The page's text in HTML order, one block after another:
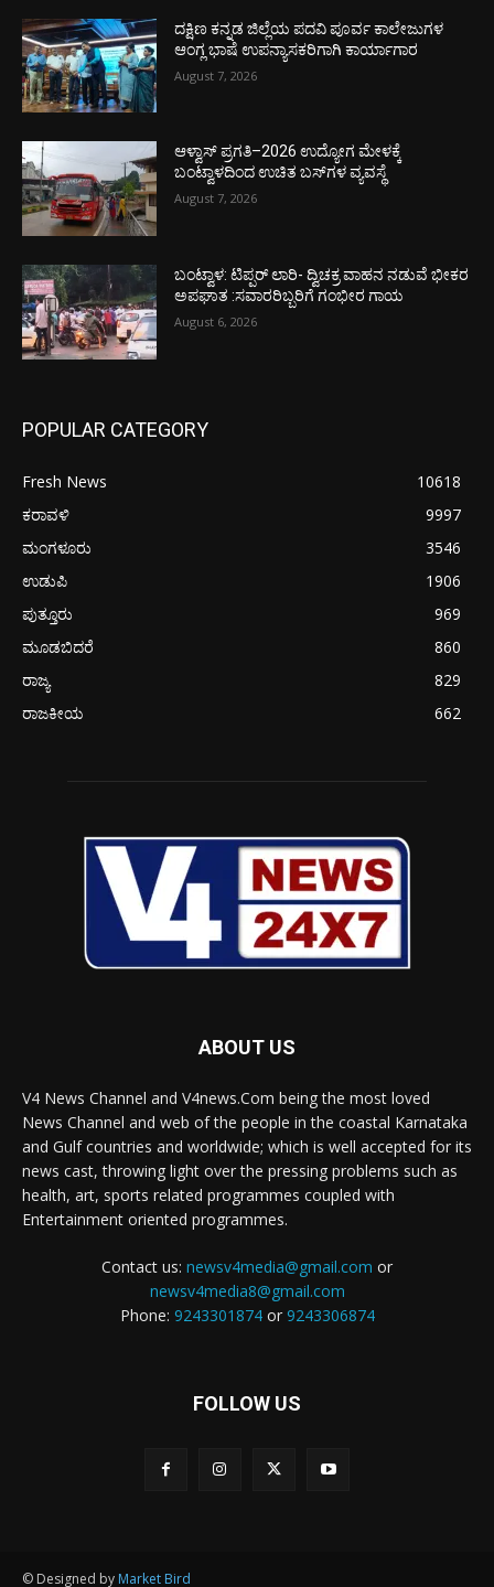
ದಕ್ಷಿಣ ಕನ್ನಡ ಜಿಲ್ಲೆಯ ಪದವಿ ಪೂರ್ವ ಕಾಲೇಜುಗಳ
ಆಂಗ್ಲ ಭಾಷೆ ಉಪನ್ಯಾಸಕರಿಗಾಗಿ ಕಾರ್ಯಾಗಾರ
August 7, 2026
ಆಳ್ವಾಸ್ ಪ್ರಗತಿ–2026 ಉದ್ಯೋಗ ಮೇಳಕ್ಕೆ
ಬಂಟ್ವಾಳದಿಂದ ಉಚಿತ ಬಸ್‌ಗಳ ವ್ಯವಸ್ಥೆ
August 7, 2026
ಬಂಟ್ವಾಳ: ಟಿಪ್ಪರ್ ಲಾರಿ- ದ್ವಿಚಕ್ರ ವಾಹನ ನಡುವೆ ಭೀಕರ
ಅಪಘಾತ :ಸವಾರರಿಬ್ಬರಿಗೆ ಗಂಭೀರ ಗಾಯ
August 6, 2026
POPULAR CATEGORY
Fresh News
10618
ಕರಾವಳಿ
9997
ಮಂಗಳೂರು
3546
ಉಡುಪಿ
1906
ಪುತ್ತೂರು
969
ಮೂಡಬಿದರೆ
860
ರಾಜ್ಯ
829
ರಾಜಕೀಯ
662
ABOUT US
V4 News Channel and V4news.Com being the most loved
News Channel and web of the people in the coastal Karnataka
and Gulf countries and worldwide; which is well accepted for its
news cast, throwing light over the pressing problems such as
health, art, sports related programmes coupled with
Entertainment oriented programmes.
Contact us: newsv4media@gmail.com or
newsv4media8@gmail.com
Phone: 9243301874or 9243306874
FOLLOW US
© Designed by Market Bird